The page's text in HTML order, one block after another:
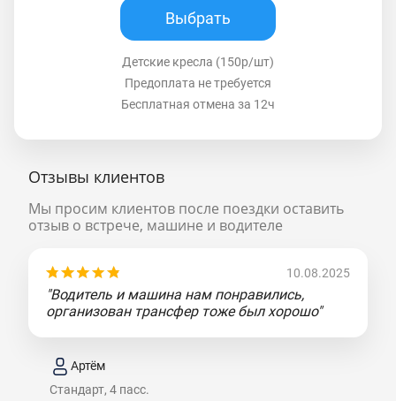
Выбрать
Детские кресла (150р/шт)
Предоплата не требуется
Бесплатная отмена за 12ч
Отзывы клиентов
Мы просим клиентов после поездки оставить
отзыв о встрече, машине и водителе
10.08.2025
"Водитель и машина нам понравились,
организован трансфер тоже был хорошо"
Артём
Стандарт, 4 пасс.